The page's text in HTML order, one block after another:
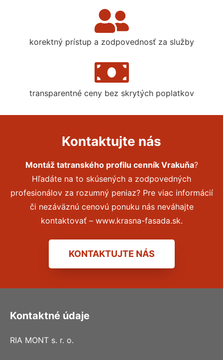
korektný prístup a zodpovednosť za služby
transparentné ceny bez skrytých poplatkov
Kontaktujte nás
Montáž tatranského profilu cenník Vrakuňa?
Hľadáte na to skúsených a zodpovedných
profesionálov za rozumný peniaz? Pre viac informácií
či nezáväznú cenovú ponuku nás neváhajte
kontaktovať – www.krasna-fasada.sk.
KONTAKTUJTE NÁS
Kontaktné údaje
RIA MONT s. r. o.